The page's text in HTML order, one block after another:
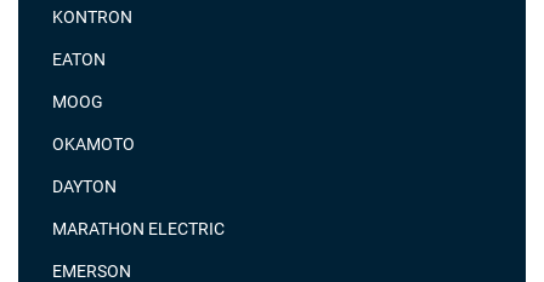
KONTRON
EATON
MOOG
OKAMOTO
DAYTON
MARATHON ELECTRIC
EMERSON